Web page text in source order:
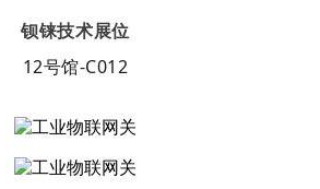
钡铼技术展位
12号馆-C012